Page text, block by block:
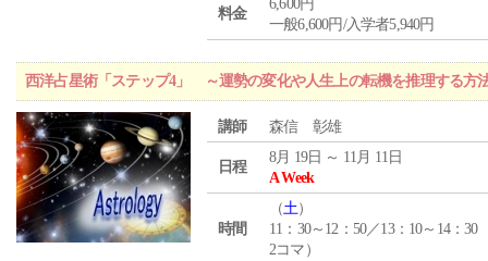
料金
6,600円
一般6,600円/入学者5,940円
西洋占星術「ステップ4」 ～運勢の変化や人生上の転機を推理する方
講師 森信 彰雄
日程
8月 19日 ～ 11月 11日
A Week
時間
（土）
11：30～12：50／13：10～14：30
2コマ）